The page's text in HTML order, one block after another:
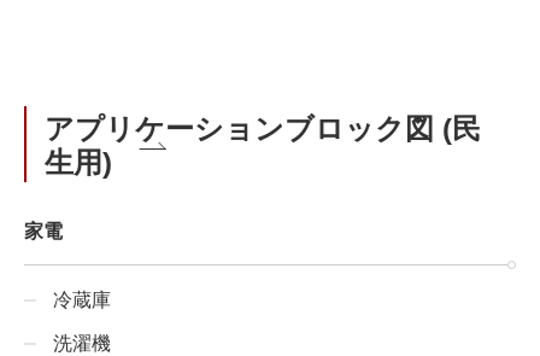
アプリケーションブロック図 (民
生用)
家電
冷蔵庫
洗濯機